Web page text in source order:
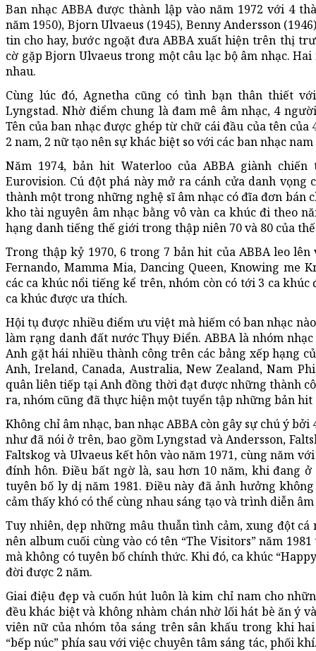
Ban nhạc ABBA được thành lập vào năm 1972 với 4
năm 1950), Bjorn Ulvaeus (1945), Benny Andersson
tin cho hay, bước ngoặt đưa ABBA xuất hiện trên thị
cờ gặp Bjorn Ulvaeus trong một câu lạc bộ âm nhạc.
nhau.
Cùng lúc đó, Agnetha cũng có tình bạn thân thiết
Lyngstad. Nhờ điểm chung là đam mê âm nhạc, 4
Tên của ban nhạc được ghép từ chữ cái đầu của tên
2 nam, 2 nữ tạo nên sự khác biệt so với các ban nhạc
Năm 1974, bản hit Waterloo của ABBA giành
Eurovision. Cú đột phá này mở ra cánh cửa danh
thành một trong những nghệ sĩ âm nhạc có đĩa đơn bán
kho tài nguyên âm nhạc bằng vô vàn ca khúc đi theo
hạng danh tiếng thế giới trong thập niên 70 và 80 của
Trong thập kỷ 1970, 6 trong 7 bản hit của ABBA leo
Fernando, Mamma Mia, Dancing Queen, Knowing me
các ca khúc nổi tiếng kể trên, nhóm còn có tới 3 ca
ca khúc được ưa thích.
Hội tụ được nhiều điểm ưu việt mà hiếm có ban nhạc
làm rạng danh đất nước Thụy Điển. ABBA là nhóm
Anh gặt hái nhiều thành công trên các bảng xếp hạng
Anh, Ireland, Canada, Australia, New Zealand, Nam
quân liên tiếp tại Anh đồng thời đạt được những thành
ra, nhóm cũng đã thực hiện một tuyển tập những bản hit
Không chỉ âm nhạc, ban nhạc ABBA còn gây sự chú ý
như đã nói ở trên, bao gồm Lyngstad và Andersson,
Faltskog và Ulvaeus kết hôn vào năm 1971, cùng năm
đính hôn. Điều bất ngờ là, sau hơn 10 năm, khi đang
tuyên bố ly dị năm 1981. Điều này đã ảnh hưởng
cảm thấy khó có thể cùng nhau sáng tạo và trình diễn
Tuy nhiên, dẹp những mâu thuẫn tình cảm, xung đột
nên album cuối cùng vào có tên “The Visitors” năm
mà không có tuyên bố chính thức. Khi đó, ca khúc
đời được 2 năm.
Giai điệu đẹp và cuốn hút luôn là kim chỉ nam cho
đều khác biệt và không nhàm chán nhờ lối hát bè ăn ý
viên nữ của nhóm tỏa sáng trên sân khấu trong khi
“bếp núc” phía sau với việc chuyên tâm sáng tác, phối